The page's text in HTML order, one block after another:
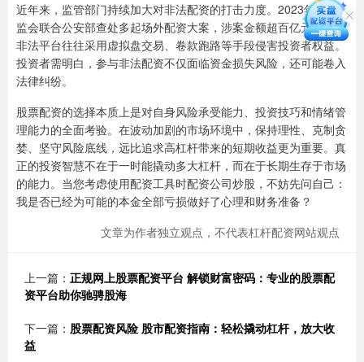
近年来，监管部门持续加大对非法配资的打击力度。2023年，证
监会联合公安部查处多起场外配资大案，涉案金额超百亿元。这些
非法平台往往采用虚拟盘交易、卷款跑路等手段侵害投资者权益。
投资者需明白，参与非法配资不仅面临资金损失风险，还可能卷入
法律纠纷。
股票配资的选择本质上是对自身风险承受能力、投资技巧和情绪管
理能力的全面考验。在波动加剧的市场环境中，保持理性、克制贪
婪、坚守风险底线，远比追求高杠杆带来的短期收益更为重要。真
正的投资智慧不在于一时能撬动多大杠杆，而在于长期生存于市场
的能力。当您考虑使用配资工具时配资公司炒股，不妨先问自己：
我是否已经为可能的本金全部亏损做好了心理和财务准备？
文章为作者独立观点，不代表杠杆配资网站观点
上一篇： 正规网上股票配资平台 解锁财富密码：专业的股票配
资平台助你驰骋股海
下一篇： 股票配资风险 股市配资指南：轻松撬动杠杆，放大收
益